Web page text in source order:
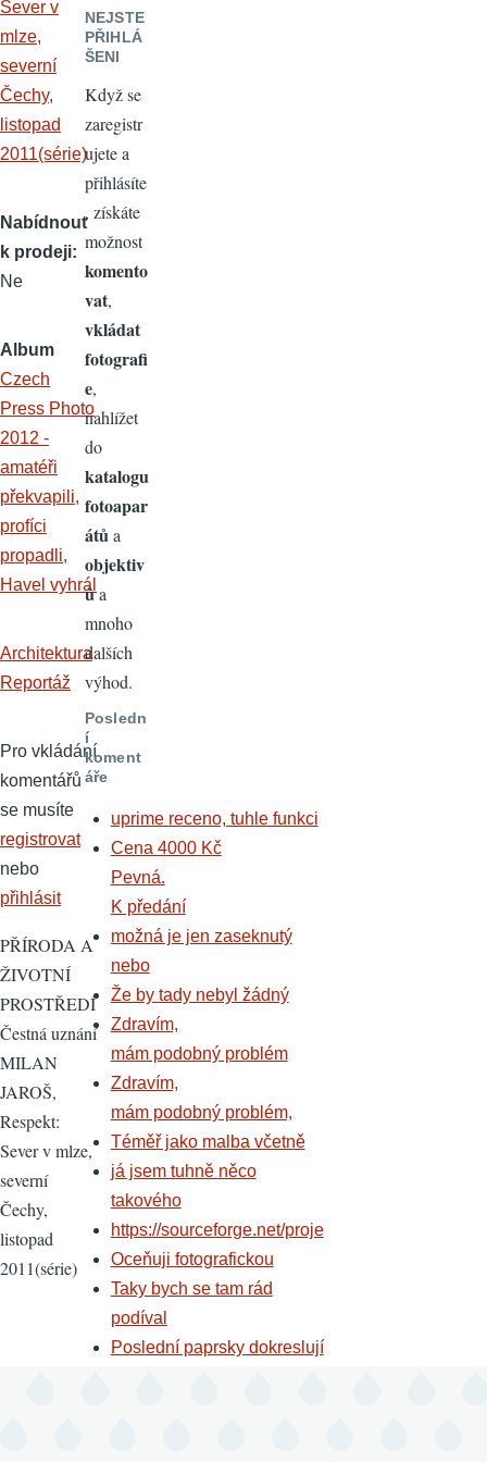
Nabídnout
k prodeji
Ne
Album
Czech
Press Photo
2012 -
amatéři
překvapili,
profíci
propadli,
Havel vyhrál
Architektura
Reportáž
Pro vkládání
komentářů
se musíte
registrovat
nebo
přihlásit
PŘÍRODA A
ŽIVOTNÍ
PROSTŘEDÍ
Čestná uznání
MILAN
JAROŠ,
Respekt:
Sever v mlze,
severní
Čechy,
listopad
2011(série)
NEJSTE
PŘIHLÁ
ŠENI
Když se
zaregistr
ujete a
přihlásíte
, získáte
možnost
komento
vat,
vkládat
fotografi
e,
nahlížet
do
katalogu
fotoapar
átů a
objektiv
ůa
mnoho
dalších
výhod.
Posledn
í
koment
áře
uprime receno, tuhle funkci
Cena 4000 Kč
Pevná.
K předání
možná je jen zaseknutý
nebo
Že by tady nebyl žádný
Zdravím,
mám podobný problém
Zdravím,
mám podobný problém,
Téměř jako malba včetně
já jsem tuhně něco
takového
https://sourceforge.net/proje
Oceňuji fotografickou
Taky bych se tam rád
podíval
Poslední paprsky dokreslují